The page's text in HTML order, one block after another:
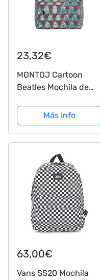
23,32€
MONTOJ Cartoon
Beatles Mochila de
MujeresMás Info
63,00€
Vans SS20 Mochila